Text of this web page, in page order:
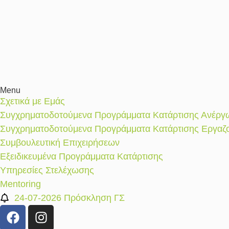
Menu
Σχετικά με Εμάς
Συγχρηματοδοτούμενα Προγράμματα Κατάρτισης
Συγχρηματοδοτούμενα Προγράμματα Κατάρτισης
Συμβουλευτική Επιχειρήσεων
Εξειδικευμένα Προγράμματα Κατάρτισης
Υπηρεσίες Στελέχωσης
Mentoring
24-07-2026 Πρόσκληση ΓΣ